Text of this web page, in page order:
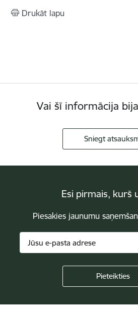
Drukāt lapu
Vai šī informācija
Sniegt
Esi pirmais, kurš
Piesakies jaunumu